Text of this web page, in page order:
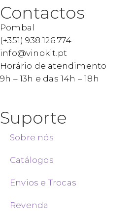
Contactos
Pombal
(+351) 938 126 774
info@vinokit.pt
Horário de atendimento
9h – 13h e das 14h – 18h
Suporte
Sobre nós
Catálogos
Envios e Trocas
Revenda